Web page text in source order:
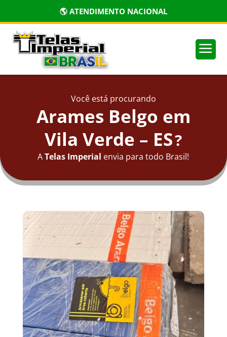
🌎 ATENDIMENTO NACIONAL
a
Você está procurando
Arames Belgo em
Vila Verde – ES?
ATelas Imperial envia para todo Brasil!